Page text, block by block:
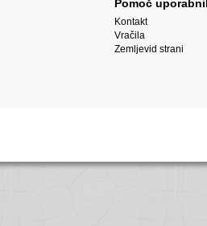
Pomoč
Kontakt
Vračila
Zemljevid strani